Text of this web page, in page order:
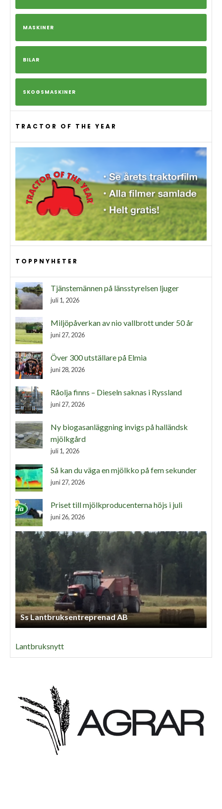
MASKINER
BILAR
SKOGSMASKINER
TRACTOR OF THE YEAR
TOPPNYHETER
Tjänstemännen på länsstyrelsen ljuger
juli 1, 2026
Miljöpåverkan av nio vallbrott under 50 år
juni 27, 2026
Över 300 utställare på Elmia
juni 28, 2026
Råolja finns – Dieseln saknas i Ryssland
juni 27, 2026
Ny biogasanläggning invigs på halländsk
mjölkgård
juli 1, 2026
Så kan du väga en mjölkko på fem sekunder
juni 27, 2026
Priset till mjölkproducenterna höjs i juli
juni 26, 2026
Ss Lantbruksentreprenad AB
Lantbruksnytt